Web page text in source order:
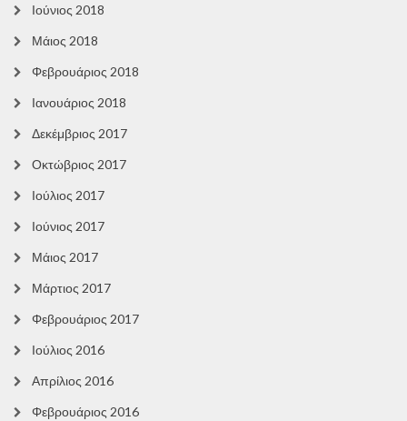
Ιούνιος 2018
Μάιος 2018
Φεβρουάριος 2018
Ιανουάριος 2018
Δεκέμβριος 2017
Οκτώβριος 2017
Ιούλιος 2017
Ιούνιος 2017
Μάιος 2017
Μάρτιος 2017
Φεβρουάριος 2017
Ιούλιος 2016
Απρίλιος 2016
Φεβρουάριος 2016